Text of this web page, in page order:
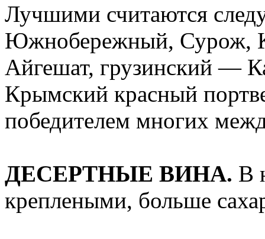
Лучшими считаются
Южнобережный, Сурож,
Айгешат, грузинский —
Крымский красный
победителем многих
ДЕСЕРТНЫЕ ВИНА. В
креплеными, больше